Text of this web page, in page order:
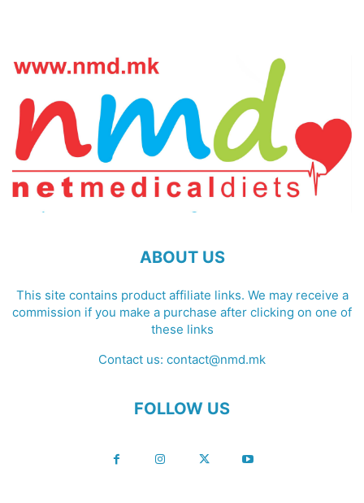
ABOUT US
This site contains product affiliate links. We may receive a
commission if you make a purchase after clicking on one of
these links
Contact us: contact@nmd.mk
FOLLOW US